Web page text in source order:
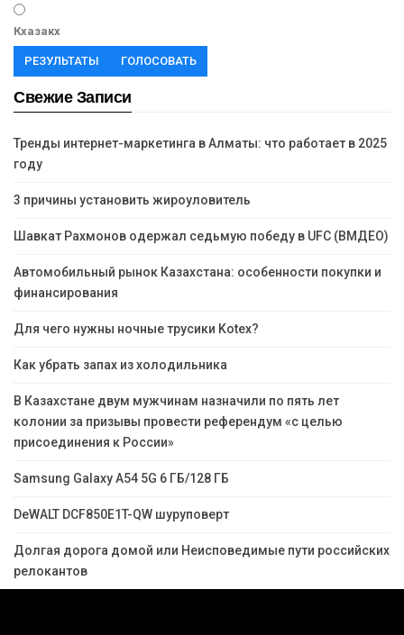
Кхазакх
РЕЗУЛЬТАТЫ ГОЛОСОВАТЬ
Свежие Записи
Тренды интернет-маркетинга в Алматы: что работает в 2025
году
3 причины установить жироуловитель
Шавкат Рахмонов одержал седьмую победу в UFC (ВМДЕО)
Автомобильный рынок Казахстана: особенности покупки и
финансирования
Для чего нужны ночные трусики Kotex?
Как убрать запах из холодильника
В Казахстане двум мужчинам назначили по пять лет
колонии за призывы провести референдум «с целью
присоединения к России»
Samsung Galaxy A54 5G 6 ГБ/128 ГБ
DeWALT DCF850E1T-QW шуруповерт
Долгая дорога домой или Неисповедимые пути российских
релокантов